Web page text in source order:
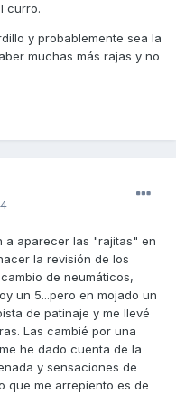
curro.
y probablemente sea la
muchas más rajas y no
a aparecer las "rajitas" en
la revisión de los
de neumáticos,
un 5...pero en mojado un
de patinaje y me llevé
Las cambié por una
he dado cuenta de la
y sensaciones de
que me arrepiento es de